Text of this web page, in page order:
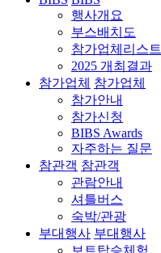
행사개요
부스배치도
참가업체리스트
2025 개최결과
참가업체 참가업체
참가안내
참가신청
BIBS Awards
자주하는 질문
참관객 참관객
관람안내
셔틀버스
숙박/관광
부대행사 부대행사
보트탑승체험